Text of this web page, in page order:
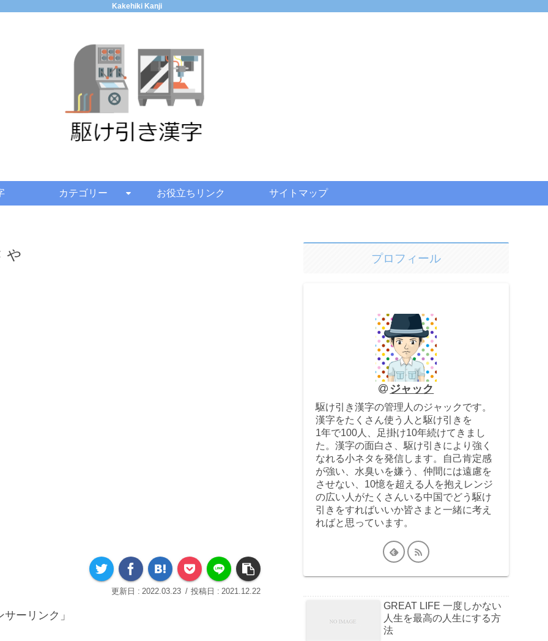
Kakehiki Kanji
カテゴリー お役立ちリンク サイトマップ
2022.03.23 2021.12.22
ーリンク」
プロフィール
ジャック
駆け引き漢字の管理人のジャックです。
漢字をたくさん使う人と駆け引きを
1年で100人、足掛け10年続けてきまし
た。漢字の面白さ、駆け引きにより強く
なれる小ネタを発信します。自己肯定感
が強い、水臭いを嫌う、仲間には遠慮を
させない、10憶を超える人を抱えレンジ
の広い人がたくさんいる中国でどう駆け
引きをすればいいか皆さまと一緒に考え
ればと思っています。
GREAT LIFE 一度しかない
人生を最高の人生にする方
法